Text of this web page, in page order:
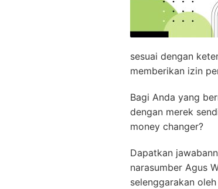
sesuai dengan
memberikan izin
Bagi Anda yang
dengan merek
money changer?
Dapatkan
narasumber Agus
selenggarakan